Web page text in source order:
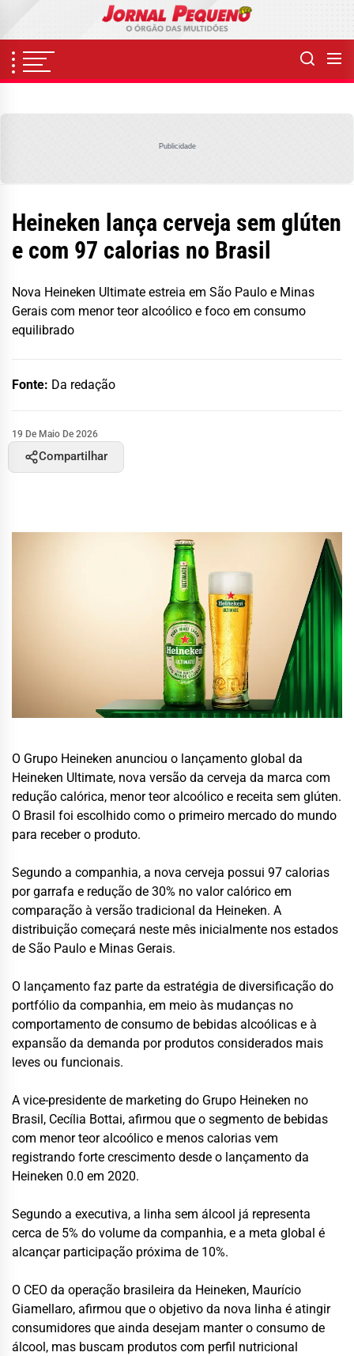
content
Publicidade
Heineken lança cerveja sem glúten
e com 97 calorias no Brasil
Nova Heineken Ultimate estreia em São Paulo e Minas
Gerais com menor teor alcoólico e foco em consumo
equilibrado
Fonte: Da redação
19 De Maio De 2026
Compartilhar
O Grupo Heineken anunciou o lançamento global da
Heineken Ultimate, nova versão da cerveja da marca com
redução calórica, menor teor alcoólico e receita sem glúten.
O Brasil foi escolhido como o primeiro mercado do mundo
para receber o produto.
Segundo a companhia, a nova cerveja possui 97 calorias
por garrafa e redução de 30% no valor calórico em
comparação à versão tradicional da Heineken. A
distribuição começará neste mês inicialmente nos estados
de São Paulo e Minas Gerais.
O lançamento faz parte da estratégia de diversificação do
portfólio da companhia, em meio às mudanças no
comportamento de consumo de bebidas alcoólicas e à
expansão da demanda por produtos considerados mais
leves ou funcionais.
A vice-presidente de marketing do Grupo Heineken no
Brasil, Cecília Bottai, afirmou que o segmento de bebidas
com menor teor alcoólico e menos calorias vem
registrando forte crescimento desde o lançamento da
Heineken 0.0 em 2020.
Segundo a executiva, a linha sem álcool já representa
cerca de 5% do volume da companhia, e a meta global é
alcançar participação próxima de 10%.
O CEO da operação brasileira da Heineken, Maurício
Giamellaro, afirmou que o objetivo da nova linha é atingir
consumidores que ainda desejam manter o consumo de
álcool, mas buscam produtos com perfil nutricional